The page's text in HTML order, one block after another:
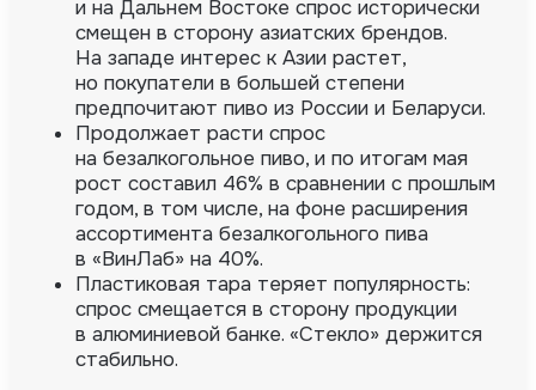
и на Дальнем Востоке спрос исторически
смещен в сторону азиатских брендов.
На западе интерес к Азии растет,
но покупатели в большей степени
предпочитают пиво из России и Беларуси.
Продолжает расти спрос
на безалкогольное пиво, и по итогам мая
рост составил 46% в сравнении с прошлым
годом, в том числе, на фоне расширения
ассортимента безалкогольного пива
в «ВинЛаб» на 40%.
Пластиковая тара теряет популярность:
спрос смещается в сторону продукции
в алюминиевой банке. «Стекло» держится
стабильно.